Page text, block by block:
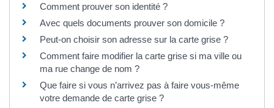
Comment prouver son identité ?
Avec quels documents prouver son domicile ?
Peut-on choisir son adresse sur la carte grise ?
Comment faire modifier la carte grise si ma ville ou
ma rue change de nom ?
Que faire si vous n’arrivez pas à faire vous-même
votre demande de carte grise ?